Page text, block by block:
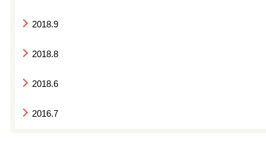
2018.9
2018.8
2018.6
2016.7